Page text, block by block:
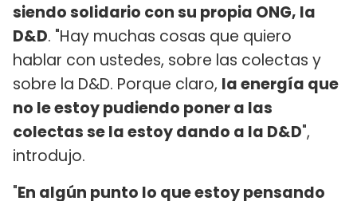
siendo solidario con su propia ONG, la
D&D. "Hay muchas cosas que quiero
hablar con ustedes, sobre las colectas y
sobre la D&D. Porque claro, la energía que
no le estoy pudiendo poner a las
colectas se la estoy dando a la D&D",
introdujo.
"En algún punto lo que estoy pensando